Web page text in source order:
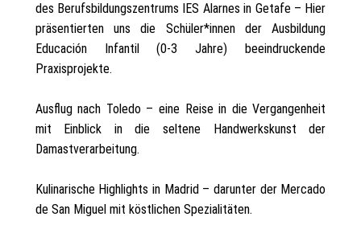
des Berufsbildungszentrums IES Alarnes in Getafe – Hier
präsentierten uns die Schüler*innen der Ausbildung
Educación Infantil (0-3 Jahre) beeindruckende
Praxisprojekte.
Ausflug nach Toledo – eine Reise in die Vergangenheit
mit Einblick in die seltene Handwerkskunst der
Damastverarbeitung.
Kulinarische Highlights in Madrid – darunter der Mercado
de San Miguel mit köstlichen Spezialitäten.